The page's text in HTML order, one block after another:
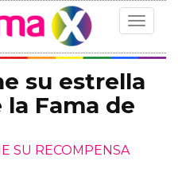
Toggle
su estrella
la Fama de
SU RECOMPENSA